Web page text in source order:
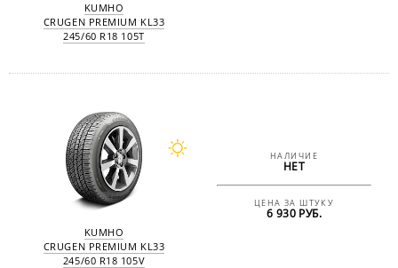
KUMHO
CRUGEN PREMIUM KL33
245/60 R18 105T
KUMHO
CRUGEN PREMIUM KL33
245/60 R18 105V
НАЛИЧИЕ
НЕТ
ЦЕНА ЗА ШТУКУ
6 930 РУБ.